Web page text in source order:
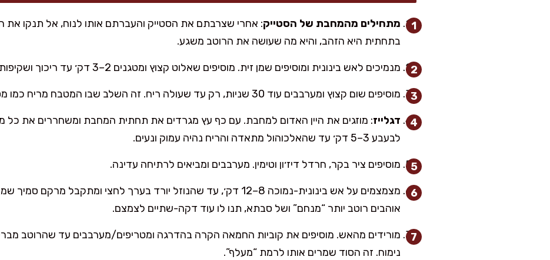
מתחילים מהמחבת של הסטייק: אחרי שצרבתם את הסטייק והעברתם אותו לנוח, אל תנקו
בתחתית היא הזהב, והיא מה שעושה את הרוטב משגע.
מנמיכים לאש בינונית ומוסיפים שמן זית. מוסיפים שאלוט קצוץ ומטגנים 2–3 דק׳ עד ריכוך ושקיפות, בלי להשחים מדי.
מוסיפים שום קצוץ ומערבבים עוד 30 שניות, רק עד שעולה ריח. זה השלב שבו המטבח מריח כמו מסעדה, תמיד.
דגלייז: מוזגים את היין האדום למחבת. עם כף עץ מגרדים את תחתית המחבת ומשחררים את כל
לבעבע 3–5 דק׳ עד שהאלכוהול מתאדה והריח נהיה עמוק ונעים.
מוסיפים ציר בקר, חרדל דיז׳ון וטימין. מערבבים ומביאים לרתיחה עדינה.
מצמצמים על אש בינונית-נמוכה 8–12 דק׳, עד שהנוזל יורד בערך לחצי ומתקבל
אוהבים רוטב יותר “מנחם” ושל סבתא, תנו לו עוד דקה-שתיים לצמצם.
מורידים מהאש. מוסיפים את קוביות החמאה הקרה בהדרגה ומטריפים/מערבבים עד שהרוטב
נימוח. זה הסוד שמרים אותו לרמת “מעלף”.